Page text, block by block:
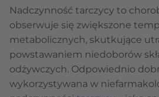
Nadczynność tarczycy to
obserwuje się zwiększone
metabolicznych, skutkujące
powstawaniem niedoborów
odżywczych. Odpowiednio
wykorzystywana w